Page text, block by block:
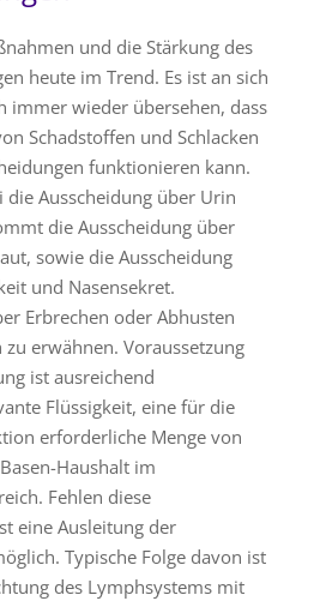
und die Stärkung des
heute im Trend. Es ist an sich
immer wieder übersehen, dass
Schadstoffen und Schlacken
funktionieren kann.
Ausscheidung über Urin
die Ausscheidung über
sowie die Ausscheidung
und Nasensekret.
Erbrechen oder Abhusten
erwähnen. Voraussetzung
ist ausreichend
Flüssigkeit, eine für die
erforderliche Menge von
Haushalt im
Fehlen diese
eine Ausleitung der
Typische Folge davon ist
des Lymphsystems mit